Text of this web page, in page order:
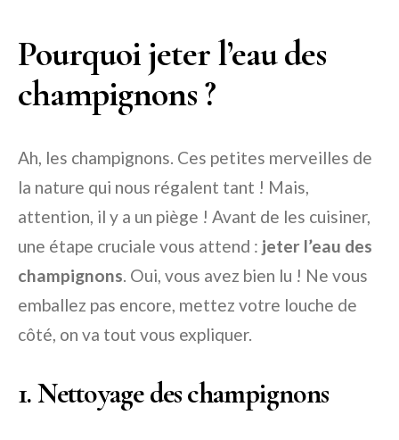
Pourquoi jeter l’eau des
champignons ?
Ah, les champignons. Ces petites merveilles de
la nature qui nous régalent tant ! Mais,
attention, il y a un piège ! Avant de les cuisiner,
une étape cruciale vous attend : jeter l’eau des
champignons. Oui, vous avez bien lu ! Ne vous
emballez pas encore, mettez votre louche de
côté, on va tout vous expliquer.
1. Nettoyage des champignons